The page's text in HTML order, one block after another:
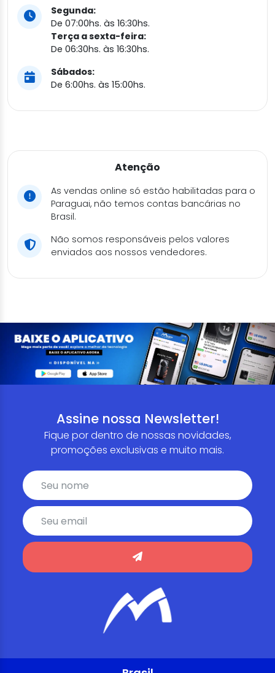
Segunda:
De 07:00hs. às 16:30hs.
Terça a sexta-feira:
De 06:30hs. às 16:30hs.
Sábados:
De 6:00hs. às 15:00hs.
Atenção
As vendas online só estão habilitadas para o
Paraguai, não temos contas bancárias no
Brasil.
Não somos responsáveis pelos valores
enviados aos nossos vendedores.
Assine nossa Newsletter!
Fique por dentro de nossas novidades,
promoções exclusivas e muito mais.